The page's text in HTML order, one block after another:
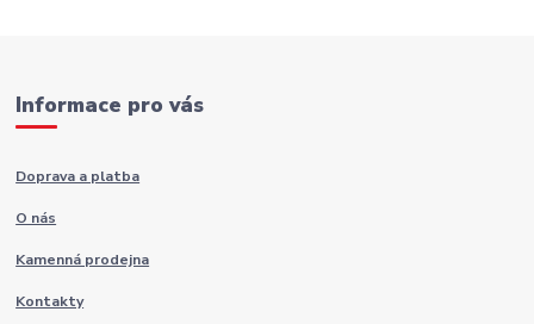
Informace pro vás
Doprava a platba
O nás
Kamenná prodejna
Kontakty